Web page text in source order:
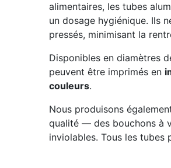
alimentaires, les tubes
un dosage hygiénique. Ils
pressés, minimisant la
Disponibles en diamètres
peuvent être imprimés en
couleurs.
Nous produisons
qualité — des bouchons à
inviolables. Tous les tubes